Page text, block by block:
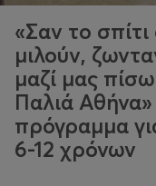
«Σαν το
μιλούν,
μαζί μας
Παλιά
πρόγραμμα
6-12 χρόνων